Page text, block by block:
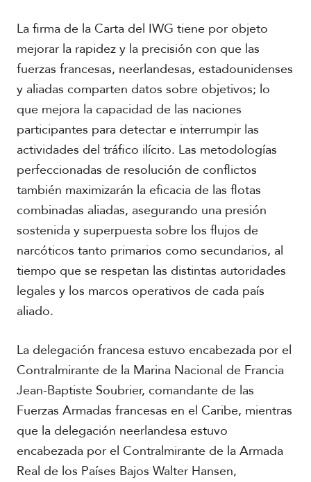
La firma de la Carta del IWG tiene por objeto
mejorar la rapidez y la precisión con que las
fuerzas francesas, neerlandesas, estadounidenses
y aliadas comparten datos sobre objetivos; lo
que mejora la capacidad de las naciones
participantes para detectar e interrumpir las
actividades del tráfico ilícito. Las metodologías
perfeccionadas de resolución de conflictos
también maximizarán la eficacia de las flotas
combinadas aliadas, asegurando una presión
sostenida y superpuesta sobre los flujos de
narcóticos tanto primarios como secundarios, al
tiempo que se respetan las distintas autoridades
legales y los marcos operativos de cada país
aliado.
La delegación francesa estuvo encabezada por el
Contralmirante de la Marina Nacional de Francia
Jean-Baptiste Soubrier, comandante de las
Fuerzas Armadas francesas en el Caribe, mientras
que la delegación neerlandesa estuvo
encabezada por el Contralmirante de la Armada
Real de los Países Bajos Walter Hansen,